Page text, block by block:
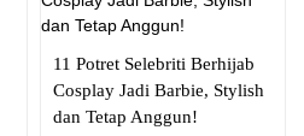
11 Potret Selebriti Berhijab
Cosplay Jadi Barbie, Stylish
dan Tetap Anggun!